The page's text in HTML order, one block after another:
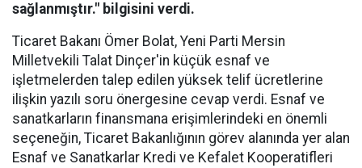
sağlanmıştır." bilgisini verdi.
Ticaret Bakanı Ömer Bolat, Yeni Parti Mersin
Milletvekili Talat Dinçer'in küçük esnaf ve
işletmelerden talep edilen yüksek telif ücretlerine
ilişkin yazılı soru önergesine cevap verdi. Esnaf ve
sanatkarların finansmana erişimlerindeki en önemli
seçeneğin, Ticaret Bakanlığının görev alanında yer alan
Esnaf ve Sanatkarlar Kredi ve Kefalet Kooperatifleri